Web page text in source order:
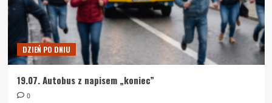
DZIEŃ PO DNIU
19.07. Autobus z napisem „koniec”
0